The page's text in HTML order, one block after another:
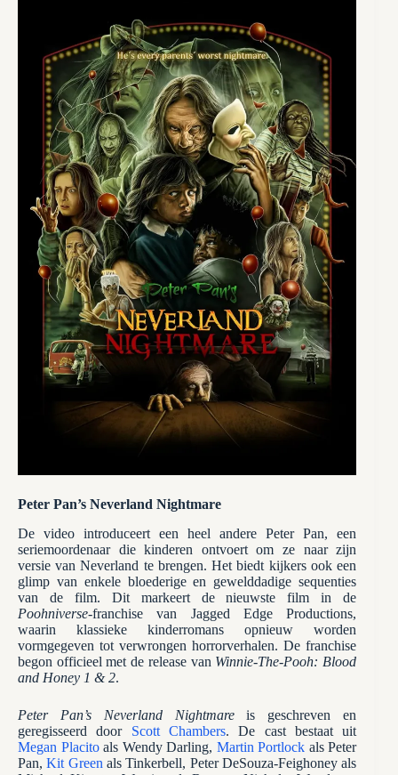
Peter Pan’s Neverland Nightmare
De video introduceert een heel andere Peter Pan, een
seriemoordenaar die kinderen ontvoert om ze naar zijn
versie van Neverland te brengen. Het biedt kijkers ook een
glimp van enkele bloederige en gewelddadige sequenties
van de film. Dit markeert de nieuwste film in de
Poohniverse-franchise van Jagged Edge Productions,
waarin klassieke kinderromans opnieuw worden
vormgegeven tot verwrongen horrorverhalen. De franchise
begon officieel met de release van Winnie-The-Pooh: Blood
and Honey 1 & 2.
Peter Pan’s Neverland Nightmareis geschreven en
geregisseerd door Scott Chambers. De cast bestaat uit
Megan Placitoals Wendy Darling, Martin Portlock als Peter
Pan,Kit Green als Tinkerbell, Peter DeSouza-Feighoney als